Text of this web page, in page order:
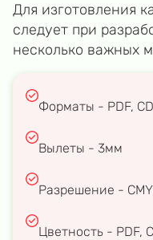
Для изготовления
следует при
несколько важных
Форматы - PDF,
Вылеты - 3мм
Разрешение -
Цветность - PDF,